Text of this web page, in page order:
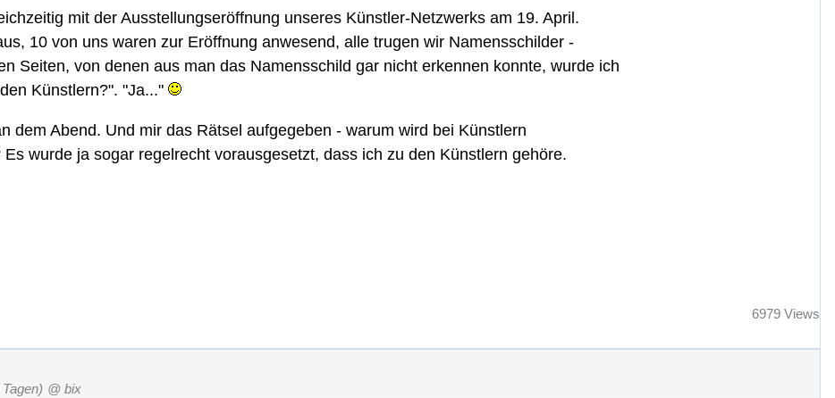
mit der Ausstellungseröffnung unseres Künstler-Netzwerks am 19. April.
10 von uns waren zur Eröffnung anwesend, alle trugen wir Namensschilder -
Seiten, von denen aus man das Namensschild gar nicht erkennen konnte, wurde ich
Künstlern?". "Ja..."
dem Abend. Und mir das Rätsel aufgegeben - warum wird bei Künstlern
wurde ja sogar regelrecht vorausgesetzt, dass ich zu den Künstlern gehöre.
6979 Views
@ bix